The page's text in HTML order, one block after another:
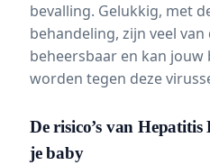
bevalling. Gelukkig, met
behandeling, zijn veel van
beheersbaar en kan jouw
worden tegen deze
De risico’s van
je baby